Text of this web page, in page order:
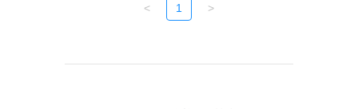
< 1 >